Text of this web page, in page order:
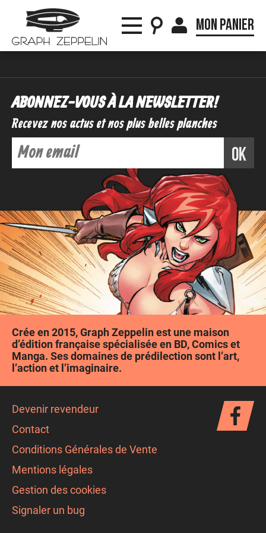
Mon panier
ABONNEZ-VOUS À LA NEWSLETTER !
Recevez nos actus et nos plus belles planches
ok
Crée en 2015, Graph Zeppelin est une maison
d’édition française spécialisée en BD, Comics et
Manga. Ses domaines de prédilection sont l’art,
l’action et l’imaginaire.
Devenir revendeur
Contact
Conditions Générales de Vente
Mentions légales
Gestion des cookies
Signaler un bug